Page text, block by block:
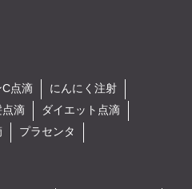
点滴
にんにく注射
点滴
ダイエット点滴
プラセンタ